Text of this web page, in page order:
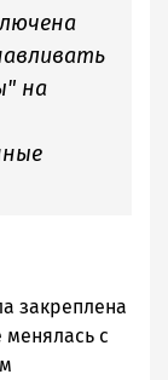
на
закреплена
с